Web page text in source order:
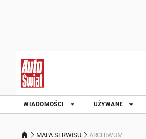
WIADOMOŚCI UŻYWANE
MAPA SERWISU ARCHIWUM